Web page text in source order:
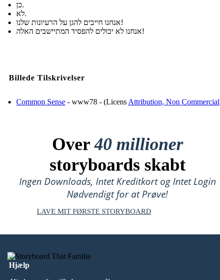
כן.
לא.
אנחנו חייבים להגן על הרעיונות שלנו!
אנחנו לא יכולים להפסיד המתיישבים האלה!
Billede Tilskrivelser
Common Sense - www78 - (Licens Attribution, Non Commercial
Over40 millioner
storyboards skabt
Ingen Downloads, Intet Kreditkort og Intet Login
Nødvendigt for at Prøve!
LAVE MIT FØRSTE STORYBOARD
Hjælp